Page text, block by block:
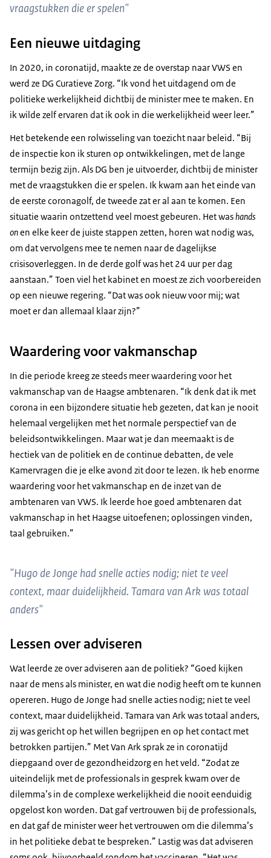
vraagstukken die er spelen"
Een nieuwe uitdaging
In 2020, in coronatijd, maakte ze de overstap naar VWS en
werd ze DG Curatieve Zorg. “Ik vond het uitdagend om de
politieke werkelijkheid dichtbij de minister mee te maken. En
ik wilde zelf ervaren dat ik ook in die werkelijkheid weer leer.”
Het betekende een rolwisseling van toezicht naar beleid. “Bij
de inspectie kon ik sturen op ontwikkelingen, met de lange
termijn bezig zijn. Als DG ben je uitvoerder, dichtbij de minister
met de vraagstukken die er spelen. Ik kwam aan het einde van
de eerste coronagolf, de tweede zat er al aan te komen. Een
situatie waarin ontzettend veel moest gebeuren. Het washands
onen elke keer de juiste stappen zetten, horen wat nodig was,
om dat vervolgens mee te nemen naar de dagelijkse
crisisoverleggen. In de derde golf was het 24 uur per dag
aanstaan.” Toen viel het kabinet en moest ze zich voorbereiden
op een nieuwe regering. “Dat was ook nieuw voor mij; wat
moet er dan allemaal klaar zijn?”
Waardering voor vakmanschap
In die periode kreeg ze steeds meer waardering voor het
vakmanschap van de Haagse ambtenaren. “Ik denk dat ik met
corona in een bijzondere situatie heb gezeten, dat kan je nooit
helemaal vergelijken met het normale perspectief van de
beleidsontwikkelingen. Maar wat je dan meemaakt is de
hectiek van de politiek en de continue debatten, de vele
Kamervragen die je elke avond zit door te lezen. Ik heb enorme
waardering voor het vakmanschap en de inzet van de
ambtenaren van VWS. Ik leerde hoe goed ambtenaren dat
vakmanschap in het Haagse uitoefenen; oplossingen vinden,
taal gebruiken.”
"Hugo de Jonge had snelle acties nodig; niet te veel
context, maar duidelijkheid. Tamara van Ark was totaal
anders"
Lessen over adviseren
Wat leerde ze over adviseren aan de politiek? “Goed kijken
naar de mens als minister, en wat die nodig heeft om te kunnen
opereren. Hugo de Jonge had snelle acties nodig; niet te veel
context, maar duidelijkheid. Tamara van Ark was totaal anders,
zij was gericht op het willen begrijpen en op het contact met
betrokken partijen.” Met Van Ark sprak ze in coronatijd
diepgaand over de gezondheidzorg en het veld. “Zodat ze
uiteindelijk met de professionals in gesprek kwam over de
dilemma’s in de complexe werkelijkheid die nooit eenduidig
opgelost kon worden. Dat gaf vertrouwen bij de professionals,
en dat gaf de minister weer het vertrouwen om die dilemma’s
in het politieke debat te bespreken.” Lastig was dat adviseren